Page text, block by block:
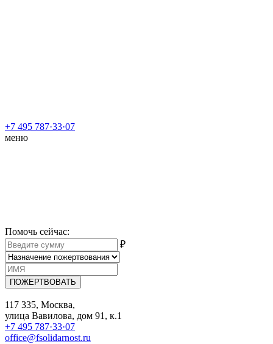
+7 495 787·33·07
меню
Помочь сейчас:
₽
ПОЖЕРТВОВАТЬ
117 335, Москва,
улица Вавилова, дом 91, к.1
+7 495 787·33·07
office@fsolidarnost.ru